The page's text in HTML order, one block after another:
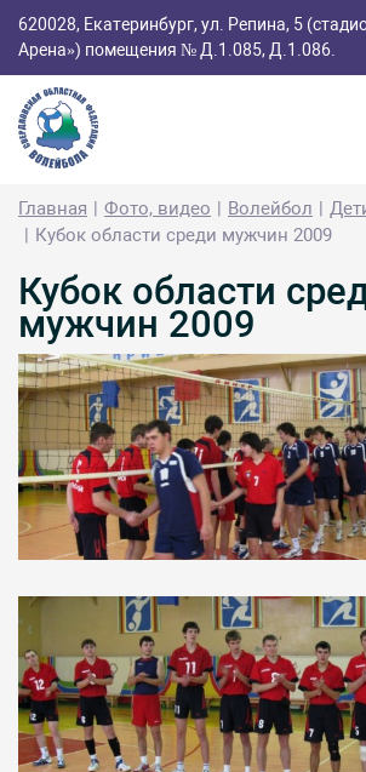
620028, Екатеринбург, ул. Репина, 5
Арена») помещения № Д.1.085, Д.1.086.
Главная Фото, видео Волейбол
Кубок области среди мужчин 2009
Кубок области
мужчин 2009